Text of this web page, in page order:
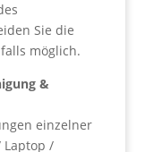
Sie die
möglich.
&
einzelner
Laptop /